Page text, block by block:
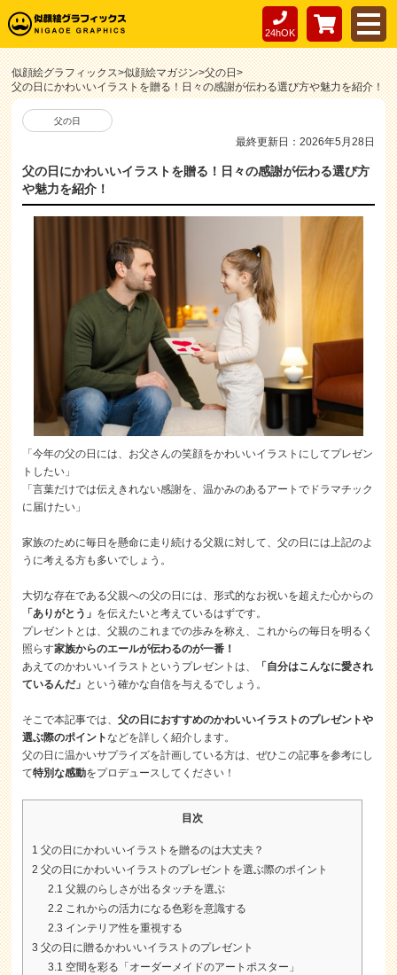
24hOK
似顔絵グラフィックス>似顔絵マガジン>父の日>
父の日にかわいいイラストを贈る！日々の感謝が伝わる選び方や魅力を紹介！
父の日
最終更新日：2026年5月28日
父の日にかわいいイラストを贈る！日々の感謝が伝わる選び方
や魅力を紹介！
「今年の父の日には、お父さんの笑顔をかわいいイラストにしてプレゼン
トしたい」
「言葉だけでは伝えきれない感謝を、温かみのあるアートでドラマチック
に届けたい」
家族のために毎日を懸命に走り続ける父親に対して、父の日には上記のよ
うに考える方も多いでしょう。
大切な存在である父親への父の日には、形式的なお祝いを超えた心からの
「ありがとう」 を伝えたいと考えているはずです。
プレゼントとは、父親のこれまでの歩みを称え、これからの毎日を明るく
照らす家族からのエールが伝わるのが一番！
あえてのかわいいイラストというプレゼントは、
「自分はこんなに愛され
ているんだ」 という確かな自信を与えるでしょう。
そこで本記事では、父の日におすすめのかわいいイラストのプレゼントや
選ぶ際のポイントなどを詳しく紹介します。
父の日に温かいサプライズを計画している方は、ぜひこの記事を参考にし
て特別な感動をプロデュースしてください！
目次
1 父の日にかわいいイラストを贈るのは大丈夫？
2 父の日にかわいいイラストのプレゼントを選ぶ際のポイント
2.1 父親のらしさが出るタッチを選ぶ
2.2 これからの活力になる色彩を意識する
2.3 インテリア性を重視する
3 父の日に贈るかわいいイラストのプレゼント
3.1 空間を彩る「オーダーメイドのアートポスター」